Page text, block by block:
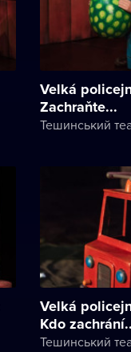
Velká
Zachraňte...
Тешинський
Velká
Kdo
Тешинський